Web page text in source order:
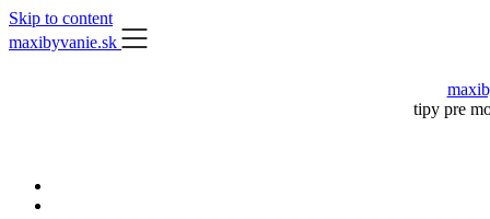
Skip to content
maxibyvanie.sk
tipy pre